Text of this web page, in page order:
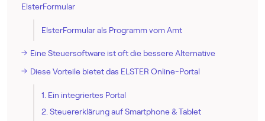
ElsterFormular
ElsterFormular als Programm vom Amt
Eine Steuersoftware ist oft die bessere Alternative
Diese Vorteile bietet das ELSTER Online-Portal
1. Ein integriertes Portal
2. Steuererklärung auf Smartphone & Tablet